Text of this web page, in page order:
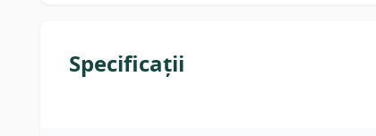
Specificații